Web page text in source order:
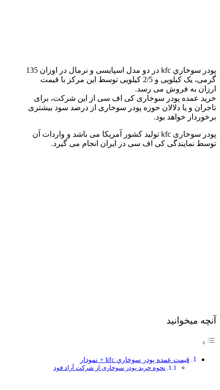
پودر سوخاري kfc در دو مدل اسپایسی و نرمال در اوزان 135
گرمی، یک کیلویی و 2/5 کیلویی توسط این مرکز با قیمت
ارزان به فروش می رسد.
خرید عمده پودر سوخاری کی اف سی از این شرکت، برای
تاجران و یا دلالان حوزه پودر سوخاری از درصد سود بیشتری
برخوردار خواهد بود.
پودر سوخاری kfc تولید کشور آمریکا می باشد و واردات آن
توسط نمایندگی کی اف سی در ایران انجام می گیرد.
آنچه میخوانید
قیمت عمده پودر سوخاري kfc + نمودار
نحوه خرید پودر سوخاری از شرکت آراد فود